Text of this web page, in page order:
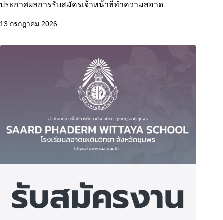
ประกาศผลการรับสมัครเจ้าหน้าที่ทำความสอาด
13 กรกฎาคม 2026